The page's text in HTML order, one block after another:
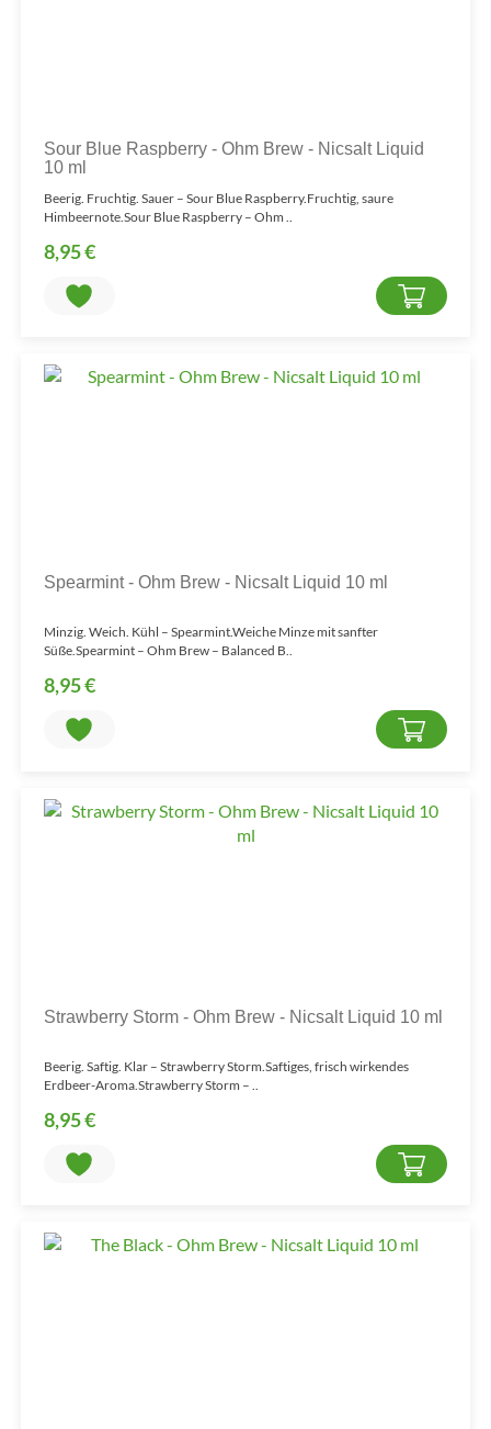
Sour Blue Raspberry - Ohm Brew - Nicsalt Liquid
10 ml
Beerig. Fruchtig. Sauer – Sour Blue Raspberry.Fruchtig, saure
Himbeernote.Sour Blue Raspberry – Ohm ..
8,95 €
Spearmint - Ohm Brew - Nicsalt Liquid 10 ml
Minzig. Weich. Kühl – Spearmint.Weiche Minze mit sanfter
Süße.Spearmint – Ohm Brew – Balanced B..
8,95 €
Strawberry Storm - Ohm Brew - Nicsalt Liquid 10 ml
Beerig. Saftig. Klar – Strawberry Storm.Saftiges, frisch wirkendes
Erdbeer-Aroma.Strawberry Storm – ..
8,95 €